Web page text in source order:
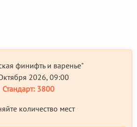
финифть и варенье"
2026, 09:00
Стандарт:3800
количество мест